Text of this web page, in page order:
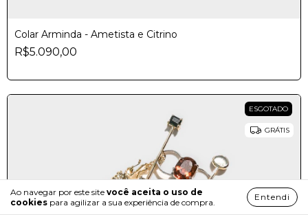
Ao navegar por este site você aceita o uso de
cookies para agilizar a sua experiência de compra.
Entendi
Colar Arminda - Ametista e Citrino
R$5.090,00
ESGOTADO
GRÁTIS